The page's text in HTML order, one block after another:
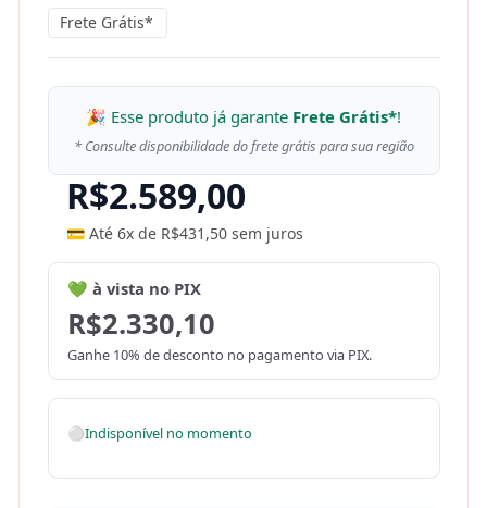
Frete Grátis*
🎉 Esse produto já garante Frete Grátis*!
* Consulte disponibilidade do frete grátis para sua região
R$2.589,00
💳 Até 6x de R$431,50sem juros
💚 à vista no PIX
R$2.330,10
Ganhe 10% de desconto no pagamento via PIX.
⚪Indisponível no momento